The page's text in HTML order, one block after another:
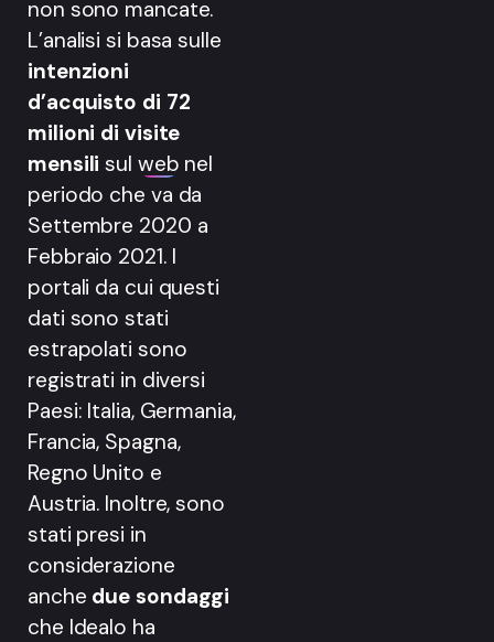
non sono mancate.
L’analisi si basa sulle
intenzioni
d’acquisto di 72
milioni di visite
mensili sul web nel
periodo che va da
Settembre 2020 a
Febbraio 2021. I
portali da cui questi
dati sono stati
estrapolati sono
registrati in diversi
Paesi: Italia, Germania,
Francia, Spagna,
Regno Unito e
Austria. Inoltre, sono
stati presi in
considerazione
anche due sondaggi
che Idealo ha